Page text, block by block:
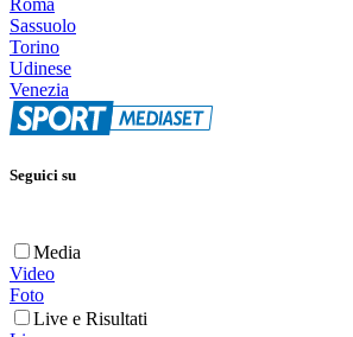
Roma
Sassuolo
Torino
Udinese
Venezia
Seguici su
Media
Video
Foto
Live e Risultati